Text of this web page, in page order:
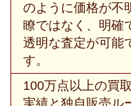
のように価格が不
瞭ではなく、明確
透明な査定が可能
す。
100万点以上の買取
実績と独自販売ル